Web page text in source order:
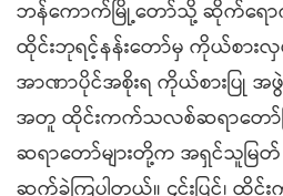
ဘန်ကောက်မြို့တော်သို့ ဆိုက်ရောက်
ထိုင်းဘုရင့်နန်းတော်မှ ကိုယ်စားလှ
အာဏာပိုင်အစိုးရ ကိုယ်စားပြု အ
အတူ ထိုင်းကက်သလစ်ဆရာတော်ကြီ
ဆရာတော်များတို့က အရှင်သူမြတ်